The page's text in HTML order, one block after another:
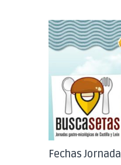
Fechas